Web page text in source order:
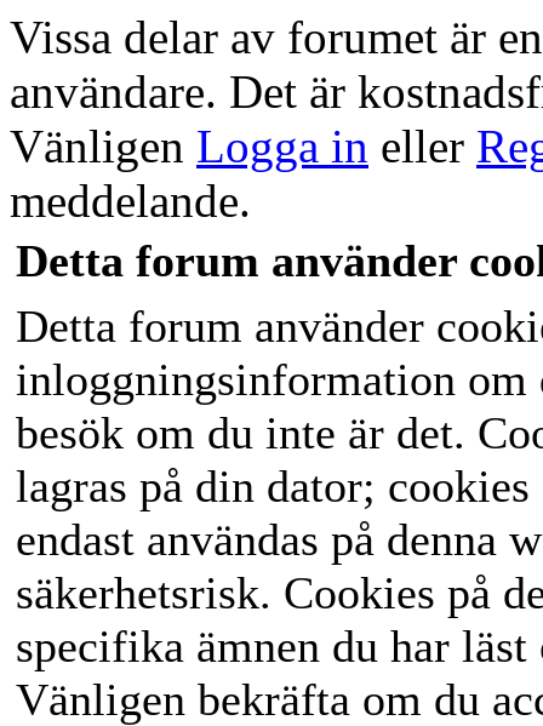
Vissa delar av forumet är
användare. Det är
Vänligen Logga in eller
meddelande.
Detta forum använder
Detta forum använder
inloggningsinformation om
besök om du inte är det.
lagras på din dator;
endast användas på denna
säkerhetsrisk. Cookies på
specifika ämnen du har läst
Vänligen bekräfta om du